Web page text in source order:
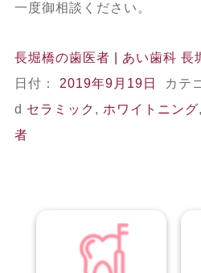
一度御相談ください。
長堀橋の歯医者 | あい歯科 長
日付： 2019年9月19日 カテ
d セラミック , ホワイトニング,
者